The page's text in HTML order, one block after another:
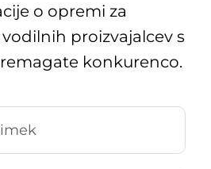
o opremi za
proizvajalcev s
konkurenco.